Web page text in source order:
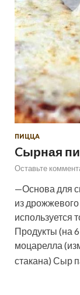
ПИЦЦА
Cырная
Оставьте
—Основа для
из дрожжевого
используется
Продукты (на
моцарелла
стакана) Сыр